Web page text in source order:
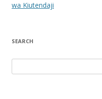
wa Kiutendaji
SEARCH
kwa: